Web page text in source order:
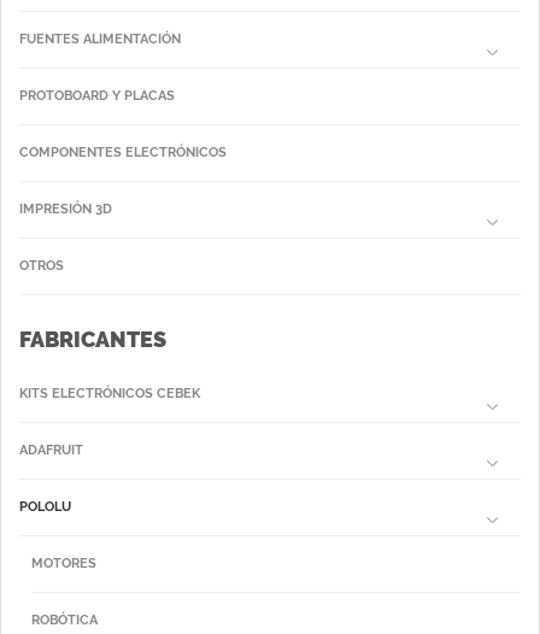
FUENTES ALIMENTACIÓN
PROTOBOARD Y PLACAS
COMPONENTES ELECTRÓNICOS
IMPRESIÓN 3D
OTROS
FABRICANTES
KITS ELECTRÓNICOS CEBEK
ADAFRUIT
POLOLU
MOTORES
ROBÓTICA